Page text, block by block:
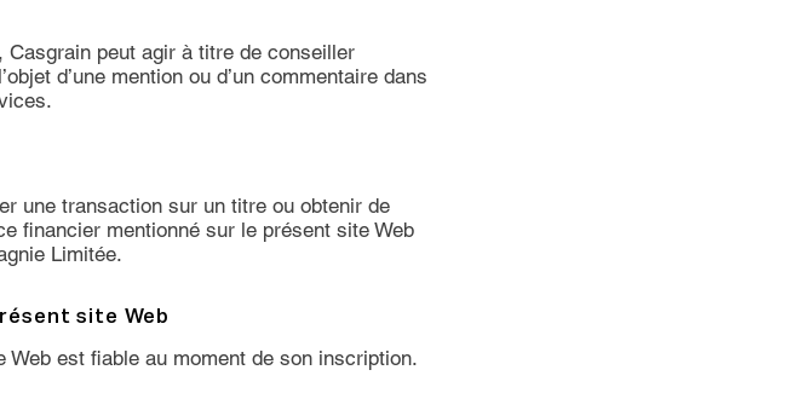
peut agir à titre de conseiller
d’une mention ou d’un commentaire dans
une transaction sur un titre ou obtenir de
financier mentionné sur le présent site Web
Limitée.
site Web
Web est fiable au moment de son inscription.